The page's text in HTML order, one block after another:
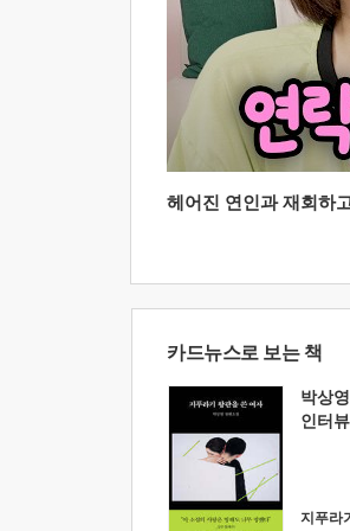
헤어진 연인과 재회하
카드뉴스로 보는 책
박상
인터뷰
지푸라